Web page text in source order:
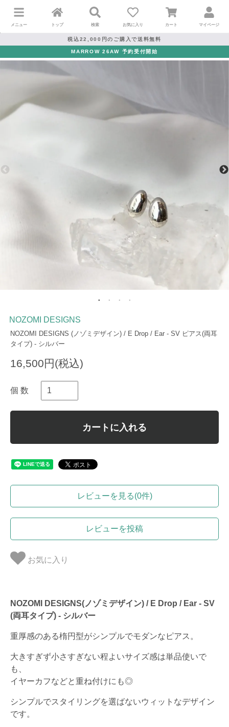
メニュー トップ 検索 お気に入り カート マイページ
税込22,000円のご購入で送料無料
MARROW 26AW 予約受付開始
NOZOMI DESIGNS
NOZOMI DESIGNS (ノゾミデザイン) / E Drop / Ear - SV ピアス(両耳
タイプ) - シルバー
16,500円(税込)
個 数
カートに入れる
レビューを見る(0件)
レビューを投稿
お気に入り
NOZOMI DESIGNS(ノゾミデザイン) / E Drop / Ear - SV
(両耳タイプ) - シルバー
重厚感のある楕円型がシンプルでモダンなピアス。
大きすぎず小さすぎない程よいサイズ感は単品使いで
も、
イヤーカフなどと重ね付けにも◎
シンプルでスタイリングを選ばないウィットなデザイン
です。